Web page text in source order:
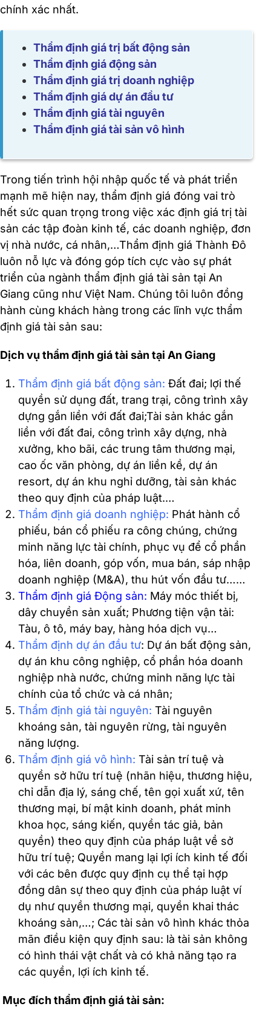
chính xác nhất.
Thẩm định giá trị bất động sản
Thẩm định giá động sản
Thẩm định giá trị doanh nghiệp
Thẩm định giá dự án đầu tư
Thẩm định giá tài nguyên
Thẩm định giá tài sản vô hình
Trong tiến trình hội nhập quốc tế và phát triển
mạnh mẽ hiện nay, thẩm định giá đóng vai trò
hết sức quan trọng trong việc xác định giá trị tài
sản các tập đoàn kinh tế, các doanh nghiệp, đơn
vị nhà nước, cá nhân,…Thẩm định giá Thành Đô
luôn nỗ lực và đóng góp tích cực vào sự phát
triển của ngành thẩm định giá tài sản tại An
Giang cũng như Việt Nam. Chúng tôi luôn đồng
hành cùng khách hàng trong các lĩnh vực thẩm
định giá tài sản sau:
Dịch vụ thẩm định giá tài sản tại An Giang
Thẩm định giá bất động sản: Đất đai; lợi thế
quyền sử dụng đất, trang trại, công trình xây
dựng gắn liền với đất đai;Tài sản khác gắn
liền với đất đai, công trình xây dựng, nhà
xưởng, kho bãi, các trung tâm thương mại,
cao ốc văn phòng, dự án liền kề, dự án
resort, dự án khu nghỉ dưỡng, tài sản khác
theo quy định của pháp luật.…
Thẩm định giá doanh nghiệp: Phát hành cổ
phiếu, bán cổ phiếu ra công chúng, chứng
minh năng lực tài chính, phục vụ để cổ phần
hóa, liên doanh, góp vốn, mua bán, sáp nhập
doanh nghiệp (M&A), thu hút vốn đầu tư……
Thẩm định giá Động sản: Máy móc thiết bị,
dây chuyền sản xuất; Phương tiện vận tải:
Tàu, ô tô, máy bay, hàng hóa dịch vụ…
Thẩm định dự án đầu tư: Dự án bất động sản,
dự án khu công nghiệp, cổ phần hóa doanh
nghiệp nhà nước, chứng minh năng lực tài
chính của tổ chức và cá nhân;
Thẩm định giá tài nguyên: Tài nguyên
khoáng sản, tài nguyên rừng, tài nguyên
năng lượng.
Thẩm định giá vô hình: Tài sản trí tuệ và
quyền sở hữu trí tuệ (nhãn hiệu, thương hiệu,
chỉ dẫn địa lý, sáng chế, tên gọi xuất xứ, tên
thương mại, bí mật kinh doanh, phát minh
khoa học, sáng kiến, quyền tác giả, bản
quyền) theo quy định của pháp luật về sở
hữu trí tuệ; Quyền mang lại lợi ích kinh tế đối
với các bên được quy định cụ thể tại hợp
đồng dân sự theo quy định của pháp luật ví
dụ như quyền thương mại, quyền khai thác
khoáng sản,…; Các tài sản vô hình khác thỏa
mãn điều kiện quy định sau: là tài sản không
có hình thái vật chất và có khả năng tạo ra
các quyền, lợi ích kinh tế.
Mục đích thẩm định giá tài sản: